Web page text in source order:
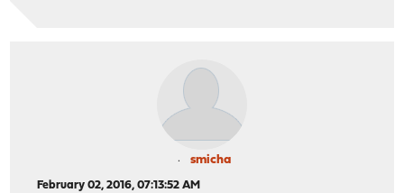
smicha
February 02, 2016, 07:13:52 AM